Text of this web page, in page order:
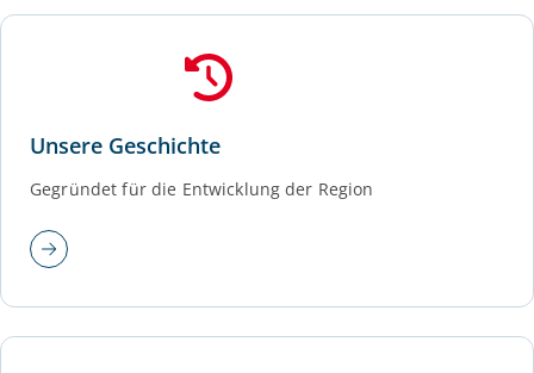
Unsere Geschichte
Gegründet für die Entwicklung der Region